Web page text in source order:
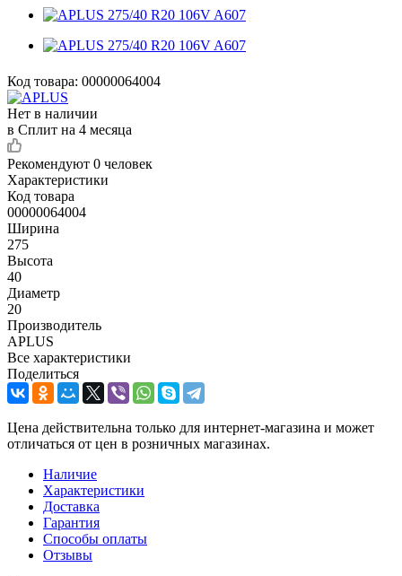
Код товара: 00000064004
Нет в наличии
в Сплит на 4 месяца
Рекомендуют 0 человек
Характеристики
Код товара
00000064004
Ширина
275
Высота
40
Диаметр
20
Производитель
APLUS
Все характеристики
Поделиться
Цена действительна только для интернет-магазина и может
отличаться от цен в розничных магазинах.
Наличие
Характеристики
Доставка
Гарантия
Способы оплаты
Отзывы